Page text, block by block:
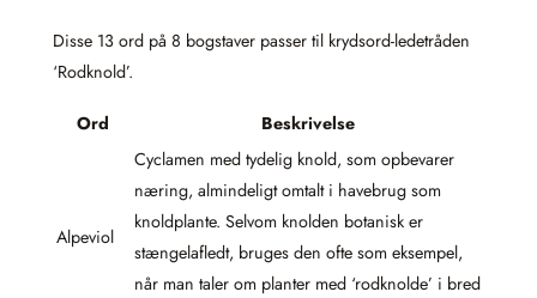
Disse 13 ord på 8 bogstaver passer til krydsord-ledetråden
‘Rodknold’.
Ord Beskrivelse
Alpeviol
Cyclamen med tydelig knold, som opbevarer
næring, almindeligt omtalt i havebrug som
knoldplante. Selvom knolden botanisk er
stængelafledt, bruges den ofte som eksempel,
når man taler om planter med ‘rodknolde’ i bred